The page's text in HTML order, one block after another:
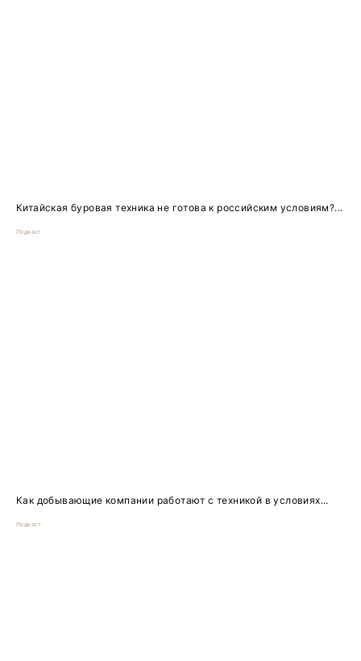
Китайская буровая техника не готова к российским условиям?...
Подкаст
Как добывающие компании работают с техникой в условиях...
Подкаст